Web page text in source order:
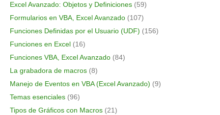
Excel Avanzado: Objetos y Definiciones (59)
Formularios en VBA, Excel Avanzado (107)
Funciones Definidas por el Usuario (UDF) (156)
Funciones en Excel (16)
Funciones VBA, Excel Avanzado (84)
La grabadora de macros (8)
Manejo de Eventos en VBA (Excel Avanzado) (9)
Temas esenciales (96)
Tipos de Gráficos con Macros (21)